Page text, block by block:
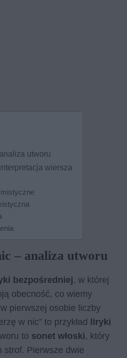
utworu
wiersza
– analiza utworu
bezpośredniej, w której
obecność, co wiemy
pierwszej osobie liczby
w nic” to przykład liryki
to sonet włoski, który
strof. Pierwsze dwie